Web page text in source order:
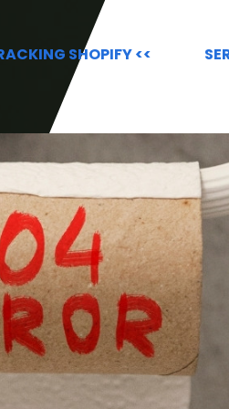
SHOPIFY <<